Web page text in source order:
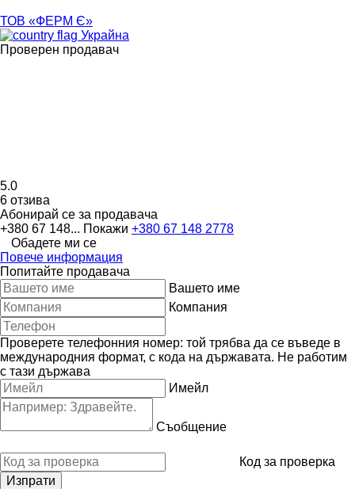
ТОВ «ФЕРМ Є»
Украйна
Проверен продавач
5.0
6 отзива
Абонирай се за продавача
+380 67 148... Покажи +380 67 148 2778
Обадете ми се
Повече информация
Попитайте продавача
Вашето име
Компания
Проверете телефонния номер: той трябва да се въведе в
международния формат, с кода на държавата. Не работим
с тази държава
Имейл
Съобщение
Код за проверка